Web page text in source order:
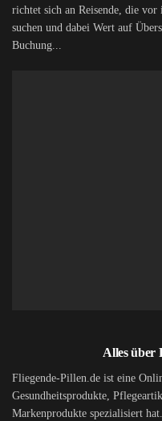
richtet sich an Reisende, die vor
suchen und dabei Wert auf
Buchung...
Alles über
Fliegende-Pillen.de ist eine
Gesundheitsprodukte,
Markenprodukte spezialisiert